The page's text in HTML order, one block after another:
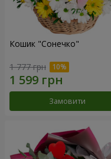
Кошик "Сонечко"
1 777 грн
Замовити